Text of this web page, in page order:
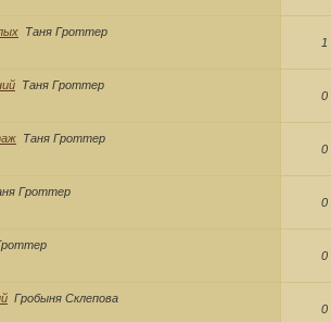
Таня Гроттер
1
Таня Гроттер
0
Таня Гроттер
0
Гроттер
0
0
Гробыня Склепова
0